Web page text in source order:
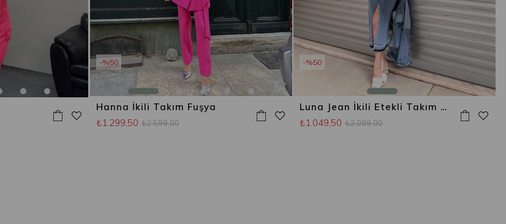
Hanna İkili Takım Fuşya
₺1.299,50 ₺2.599,00
%50
Luna Jean İkili Etekli Takım Mavi
₺1.049,50 ₺2.099,00
%50